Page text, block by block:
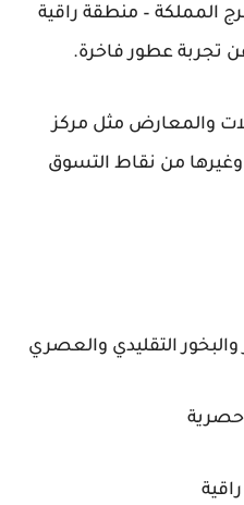
المملكة – منطقة راقية
تجربة عطور فاخرة.
والمعارض مثل مركز
وغيرها من نقاط التسوق
التقليدي والعصري